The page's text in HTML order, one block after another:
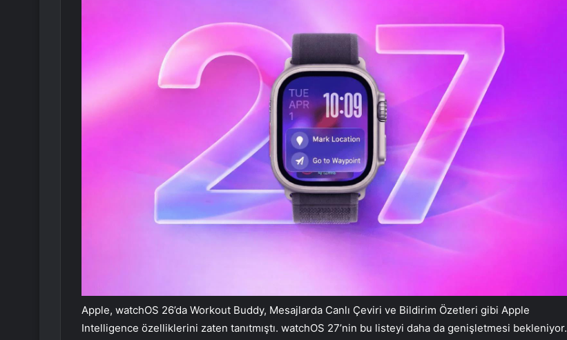
Apple, watchOS 26’da Workout Buddy, Mesajlarda Canlı Çeviri ve Bildirim Özetleri gibi Apple
Intelligence özelliklerini zaten tanıtmıştı. watchOS 27’nin bu listeyi daha da genişletmesi bekleniyor.